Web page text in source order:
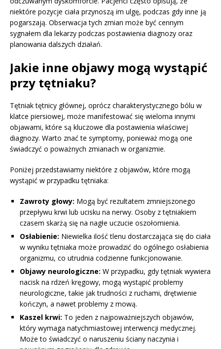
niektóre pozycje ciała przynoszą im ulgę, podczas gdy inne ją
pogarszają. Obserwacja tych zmian może być cennym
sygnałem dla lekarzy podczas postawienia diagnozy oraz
planowania dalszych działań.
Jakie inne objawy mogą wystąpić
przy tętniaku?
Tętniak tętnicy głównej, oprócz charakterystycznego bólu w
klatce piersiowej, może manifestować się wieloma innymi
objawami, które są kluczowe dla postawienia właściwej
diagnozy. Warto znać te symptomy, ponieważ mogą one
świadczyć o poważnych zmianach w organizmie.
Poniżej przedstawiamy niektóre z objawów, które mogą
wystąpić w przypadku tętniaka:
Zawroty głowy: Mogą być rezultatem zmniejszonego
przepływu krwi lub ucisku na nerwy. Osoby z tętniakiem
czasem skarżą się na nagłe uczucie oszołomienia.
Osłabienie: Niewielka ilość tlenu dostarczająca się do ciała
w wyniku tętniaka może prowadzić do ogólnego osłabienia
organizmu, co utrudnia codzienne funkcjonowanie.
Objawy neurologiczne: W przypadku, gdy tętniak wywiera
nacisk na rdzeń kręgowy, mogą wystąpić problemy
neurologiczne, takie jak trudności z ruchami, drętwienie
kończyn, a nawet problemy z mową.
Kaszel krwi: To jeden z najpoważniejszych objawów,
który wymaga natychmiastowej interwencji medycznej.
Może to świadczyć o naruszeniu ściany naczynia i